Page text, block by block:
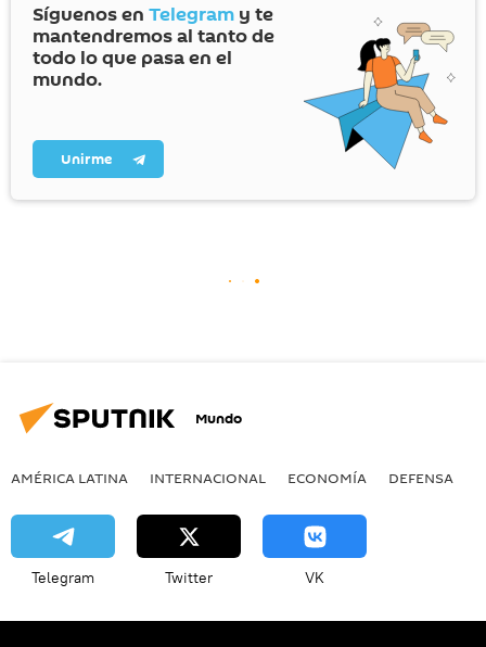
Síguenos en Telegram y te
mantendremos al tanto de
todo lo que pasa en el
mundo.
Unirme
Mundo
AMÉRICA LATINA INTERNACIONAL ECONOMÍA DEFENSA
Telegram Twitter VK